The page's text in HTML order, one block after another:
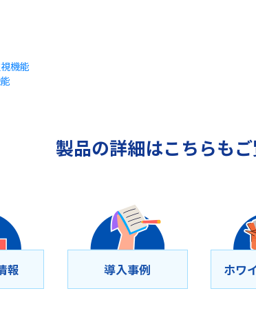
機能
製品の詳細はこちらも
報 導⼊事例 ホワ